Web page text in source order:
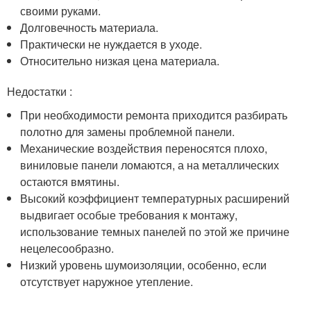
своими руками.
Долговечность материала.
Практически не нуждается в уходе.
Относительно низкая цена материала.
Недостатки :
При необходимости ремонта приходится разбирать
полотно для замены проблемной панели.
Механические воздействия переносятся плохо,
виниловые панели ломаются, а на металлических
остаются вмятины.
Высокий коэффициент температурных расширений
выдвигает особые требования к монтажу,
использование темных панелей по этой же причине
нецелесообразно.
Низкий уровень шумоизоляции, особенно, если
отсутствует наружное утепление.